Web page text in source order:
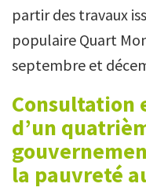
partir des travaux
populaire Quart
septembre et
Consultation
d’un
la pauvreté